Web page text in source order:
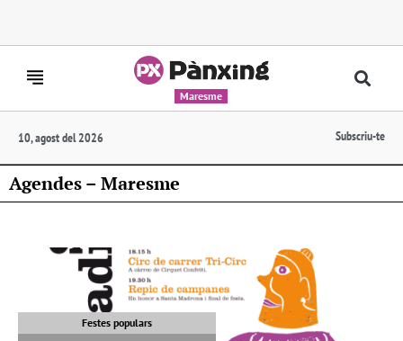
Maresme
10, agost del 2026 Subscriu-te
Agendes – Maresme
Festes populars